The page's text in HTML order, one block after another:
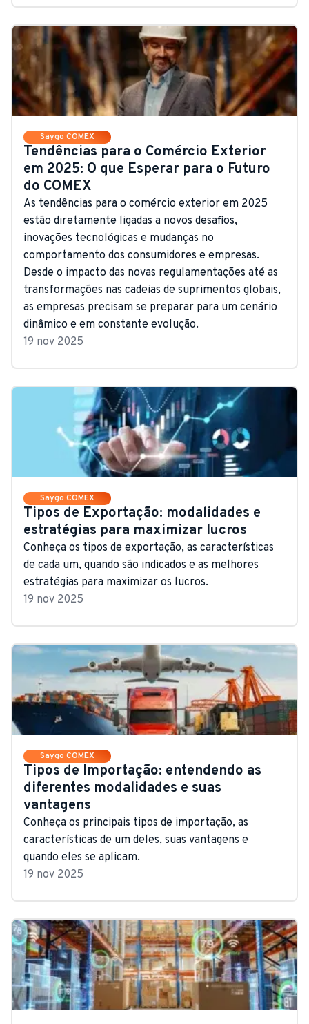
Saygo COMEX
Tendências para o Comércio Exterior
em 2025: O que Esperar para o Futuro
do COMEX
As tendências para o comércio exterior em 2025
estão diretamente ligadas a novos desafios,
inovações tecnológicas e mudanças no
comportamento dos consumidores e empresas.
Desde o impacto das novas regulamentações até as
transformações nas cadeias de suprimentos globais,
as empresas precisam se preparar para um cenário
dinâmico e em constante evolução.
19 nov 2025
Saygo COMEX
Tipos de Exportação: modalidades e
estratégias para maximizar lucros
Conheça os tipos de exportação, as características
de cada um, quando são indicados e as melhores
estratégias para maximizar os lucros.
19 nov 2025
Saygo COMEX
Tipos de Importação: entendendo as
diferentes modalidades e suas
vantagens
Conheça os principais tipos de importação, as
características de um deles, suas vantagens e
quando eles se aplicam.
19 nov 2025